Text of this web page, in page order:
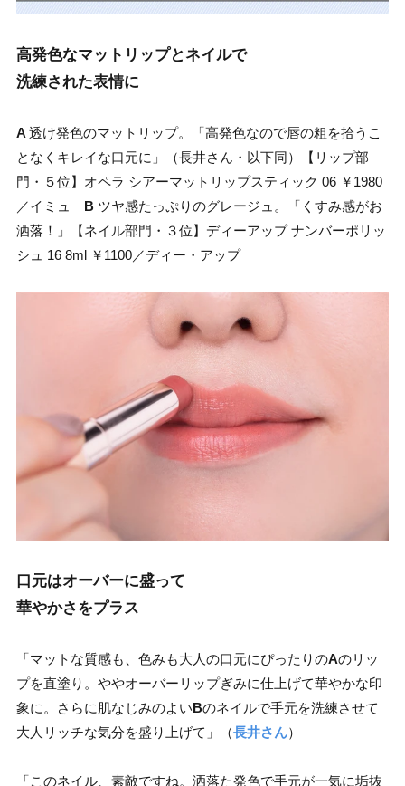
高発色なマットリップとネイルで
洗練された表情に
A 透け発色のマットリップ。「高発色なので唇の粗を拾うこ
となくキレイな口元に」（長井さん・以下同）【リップ部
門・５位】オペラ シアーマットリップスティック 06 ￥1980
／イミュ B ツヤ感たっぷりのグレージュ。「くすみ感がお
洒落！」【ネイル部門・３位】ディーアップ ナンバーポリッ
シュ 16 8ml ￥1100／ディー・アップ
口元はオーバーに盛って
華やかさをプラス
「マットな質感も、色みも大人の口元にぴったりのAのリッ
プを直塗り。ややオーバーリップぎみに仕上げて華やかな印
象に。さらに肌なじみのよいBのネイルで手元を洗練させて
大人リッチな気分を盛り上げて」（長井さん）
「このネイル、素敵ですね。洒落た発色で手元が一気に垢抜